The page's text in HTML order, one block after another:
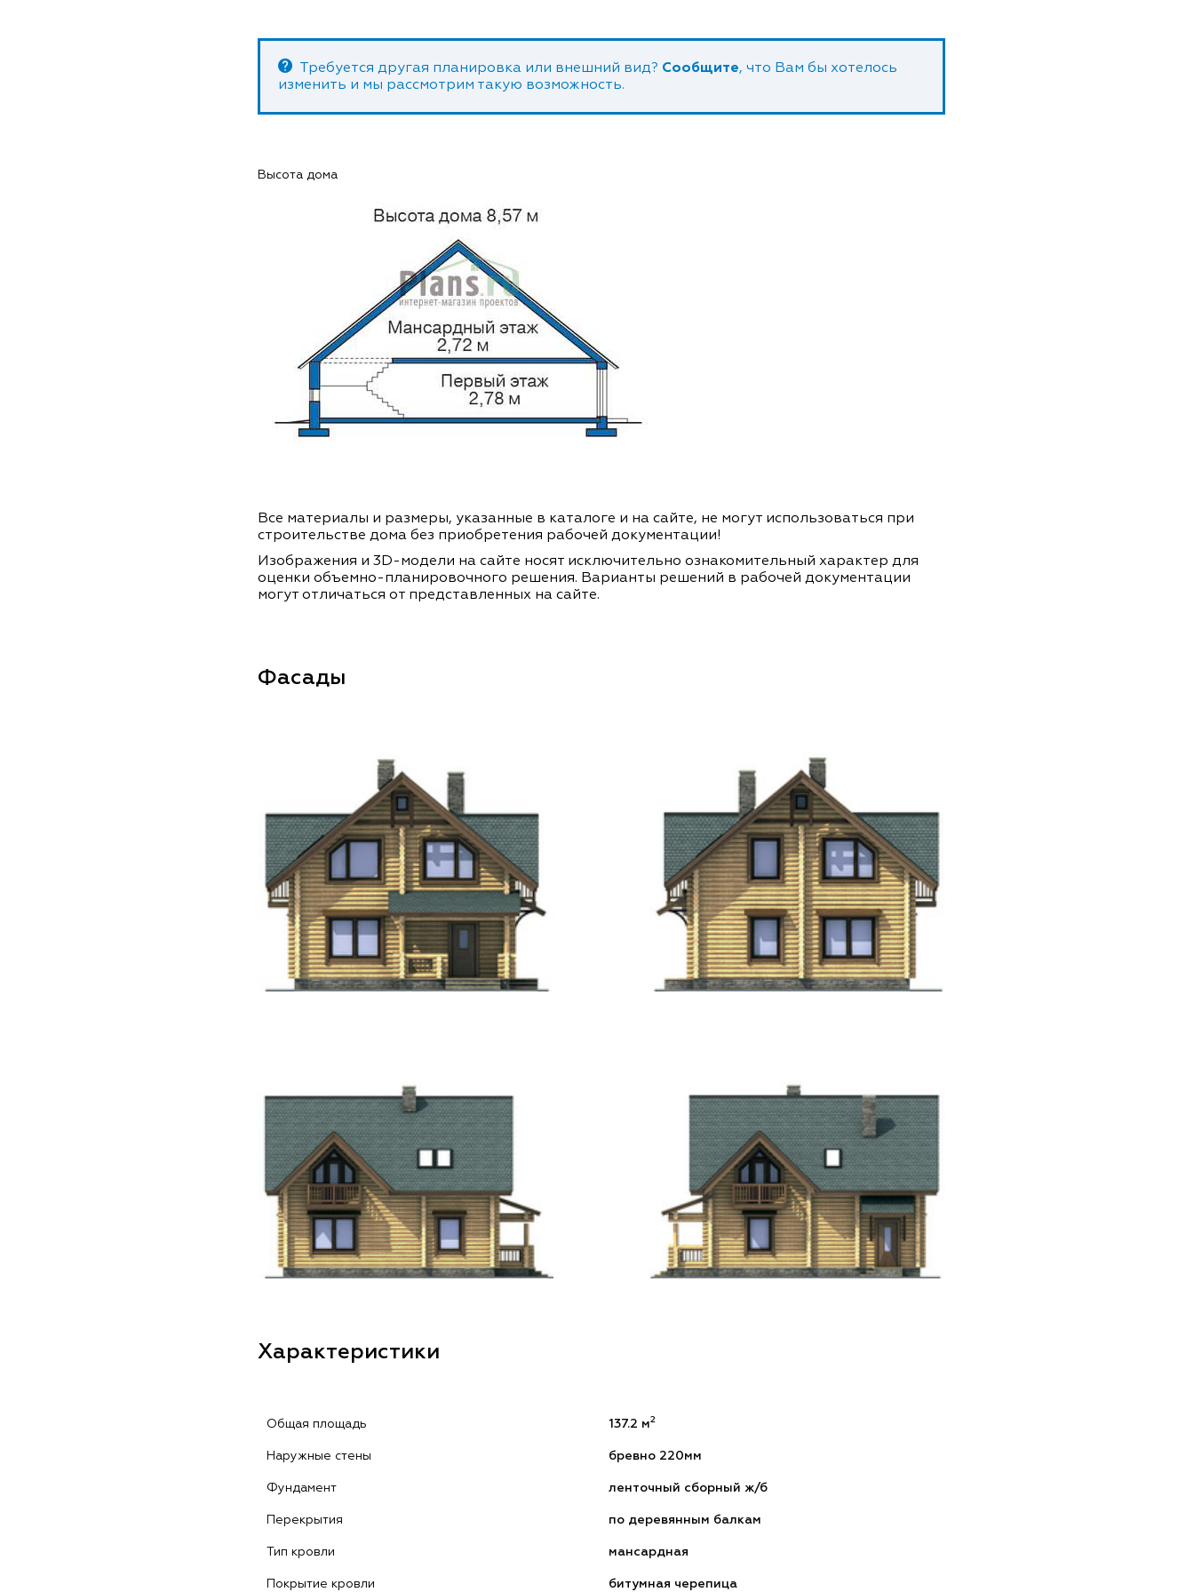
Требуется другая планировка или внешний вид? Сообщите, что Вам бы хотелось
изменить и мы рассмотрим такую возможность.
Высота дома
Все материалы и размеры, указанные в каталоге и на сайте, не могут использоваться при
строительстве дома без приобретения рабочей документации!
Изображения и 3D-модели на сайте носят исключительно ознакомительный характер для
оценки объемно-планировочного решения. Варианты решений в рабочей документации
могут отличаться от представленных на сайте.
Фасады
Характеристики
Общая площадь 137.2 м2
Наружные стены бревно 220мм
Фундамент ленточный сборный ж/б
Перекрытия по деревянным балкам
Тип кровли мансардная
Покрытие кровли битумная черепица